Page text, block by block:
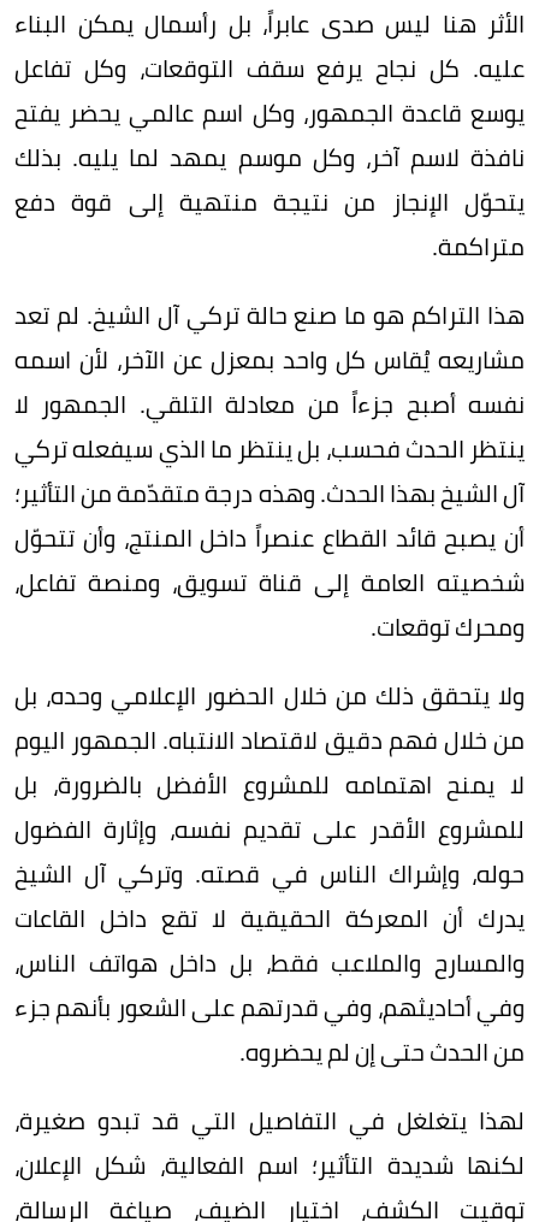
الأثر هنا ليس صدى عابراً، بل رأسمال يمكن البناء
عليه. كل نجاح يرفع سقف التوقعات، وكل تفاعل
يوسع قاعدة الجمهور، وكل اسم عالمي يحضر يفتح
نافذة لاسم آخر، وكل موسم يمهد لما يليه. بذلك
يتحوّل الإنجاز من نتيجة منتهية إلى قوة دفع
متراكمة.
هذا التراكم هو ما صنع حالة تركي آل الشيخ. لم تعد
مشاريعه يُقاس كل واحد بمعزل عن الآخر، لأن اسمه
نفسه أصبح جزءاً من معادلة التلقي. الجمهور لا
ينتظر الحدث فحسب، بل ينتظر ما الذي سيفعله تركي
آل الشيخ بهذا الحدث. وهذه درجة متقدّمة من التأثير؛
أن يصبح قائد القطاع عنصراً داخل المنتج، وأن تتحوّل
شخصيته العامة إلى قناة تسويق، ومنصة تفاعل،
ومحرك توقعات.
ولا يتحقق ذلك من خلال الحضور الإعلامي وحده، بل
من خلال فهم دقيق لاقتصاد الانتباه. الجمهور اليوم
لا يمنح اهتمامه للمشروع الأفضل بالضرورة، بل
للمشروع الأقدر على تقديم نفسه، وإثارة الفضول
حوله، وإشراك الناس في قصته. وتركي آل الشيخ
يدرك أن المعركة الحقيقية لا تقع داخل القاعات
والمسارح والملاعب فقط، بل داخل هواتف الناس،
وفي أحاديثهم، وفي قدرتهم على الشعور بأنهم جزء
من الحدث حتى إن لم يحضروه.
لهذا يتغلغل في التفاصيل التي قد تبدو صغيرة،
لكنها شديدة التأثير؛ اسم الفعالية، شكل الإعلان،
توقيت الكشف، اختيار الضيف، صياغة الرسالة،